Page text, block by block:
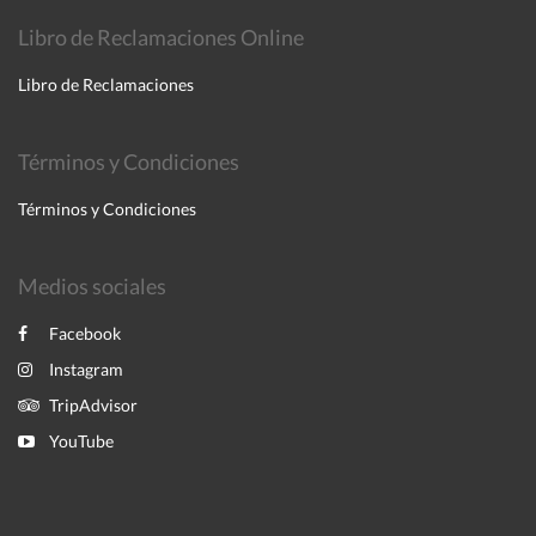
Libro de Reclamaciones Online
Libro de Reclamaciones
Términos y Condiciones
Términos y Condiciones
Medios sociales
Facebook
Instagram
TripAdvisor
YouTube